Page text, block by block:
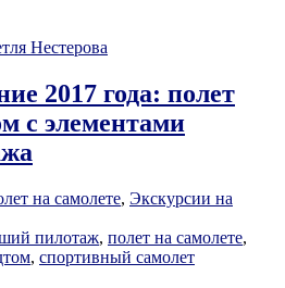
2017 года: полет
с элементами
на самолете, Экскурсии на
пилотаж, полет на самолете,
, спортивный самолет